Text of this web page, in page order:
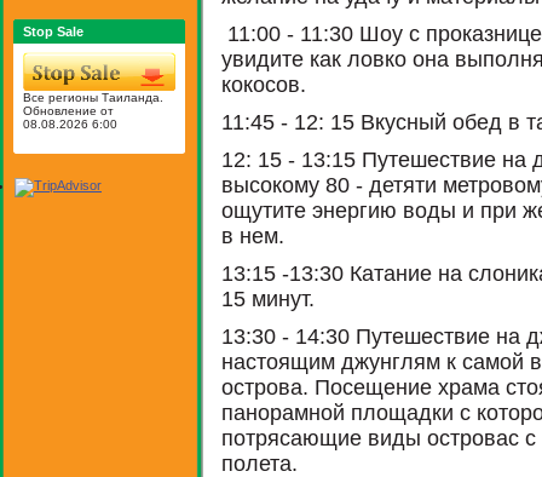
Stop Sale
Все регионы Таиланда.
Обновление от
08.08.2026 6:00
11:00 - 11:30 Шоу с
увидите как ловко она
кокосов.
11:45 - 12: 15 Вкусный обед в
12: 15 - 13:15 Путешествие на
высокому 80 - детяти
ощутите энергию воды и при
в нем.
13:15 -13:30 Катание на
15 минут.
13:30 - 14:30 Путешествие на
настоящим джунглям к самой
острова. Посещение храма
панорамной площадки с
потрясающие виды островас с
полета.